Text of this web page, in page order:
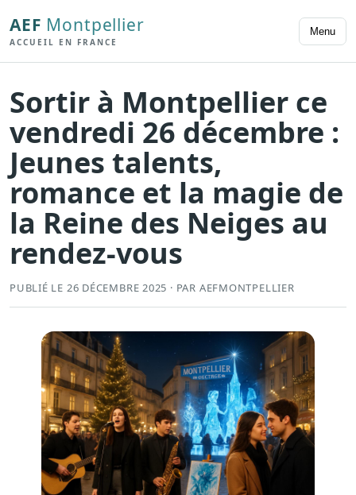
AEF Montpellier
ACCUEIL EN FRANCE
Menu
Sortir à Montpellier ce
vendredi 26 décembre :
Jeunes talents,
romance et la magie de
la Reine des Neiges au
rendez-vous
PUBLIÉ LE 26 DÉCEMBRE 2025 · PAR AEFMONTPELLIER